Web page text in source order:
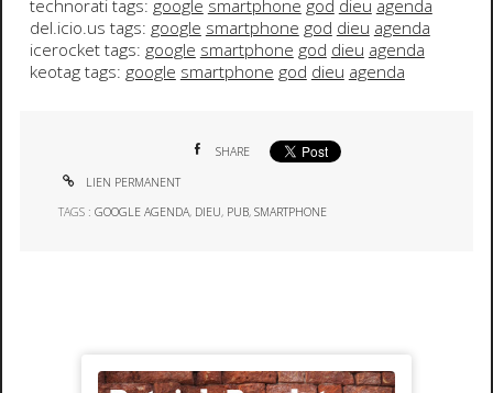
technorati tags: google smartphone god dieu agenda
del.icio.us tags: google smartphone god dieu agenda
icerocket tags: google smartphone god dieu agenda
keotag tags: google smartphone god dieu agenda
SHARE
LIEN PERMANENT
TAGS :GOOGLE AGENDA, DIEU, PUB,SMARTPHONE